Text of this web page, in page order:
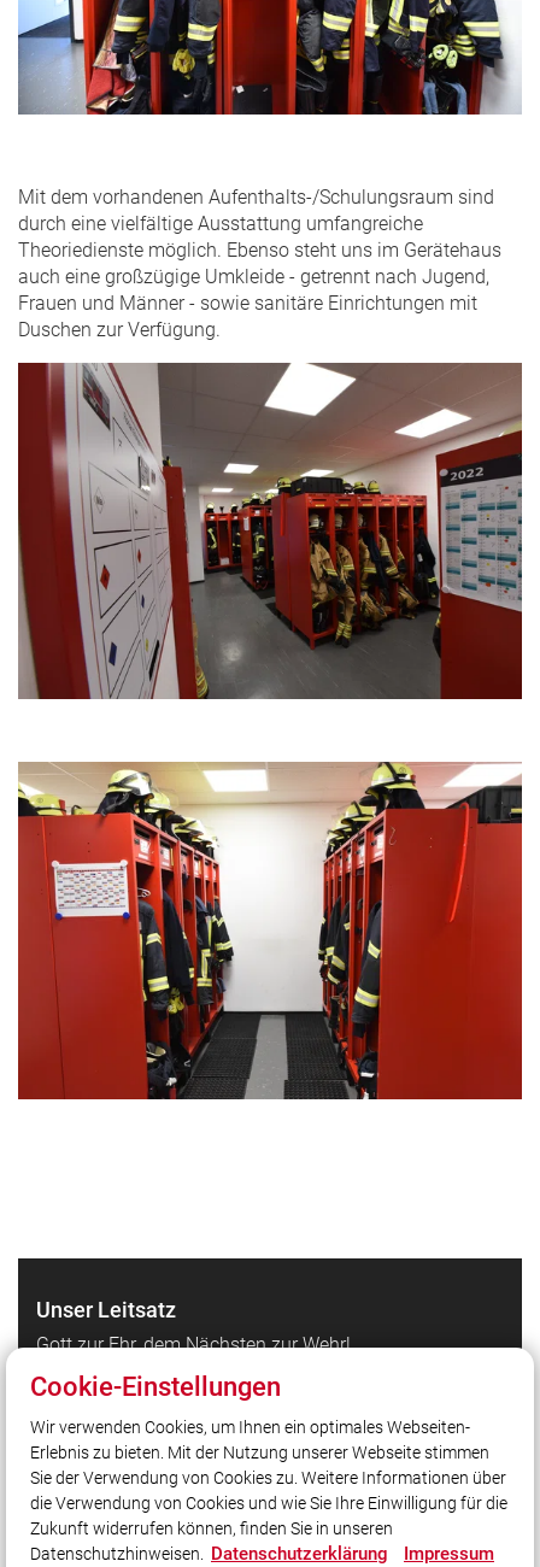
Mit dem vorhandenen Aufenthalts-/Schulungsraum sind
durch eine vielfältige Ausstattung umfangreiche
Theoriedienste möglich. Ebenso steht uns im Gerätehaus
auch eine großzügige Umkleide - getrennt nach Jugend,
Frauen und Männer - sowie sanitäre Einrichtungen mit
Duschen zur Verfügung.
Unser Leitsatz
Gott zur Ehr, dem Nächsten zur Wehr!
Quicklinks
Die FF Bruck bei Facebook
Die FF Bruck bei Instagram
Cookie-Einstellungen
Wir verwenden Cookies, um Ihnen ein optimales Webseiten-
Erlebnis zu bieten. Mit der Nutzung unserer Webseite stimmen
Sie der Verwendung von Cookies zu. Weitere Informationen über
die Verwendung von Cookies und wie Sie Ihre Einwilligung für die
Zukunft widerrufen können, finden Sie in unseren
Datenschutzhinweisen. Datenschutzerklärung Impressum